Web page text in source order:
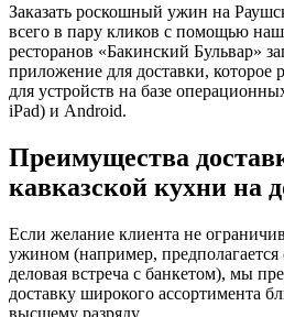
Заказать роскошный ужин на
всего в пару кликов с помощью
ресторанов «Бакинский Бульвар»
приложение для доставки, которое
для устройств на базе
iPad) и Android.
Преимущества
кавказской кухни на
Если желание клиента не
ужином (например, предполагается
деловая встреча с банкетом), мы
доставку широкого ассортимента
высшему разряду.